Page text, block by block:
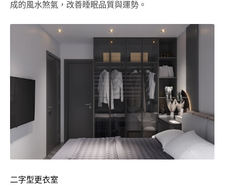
成的風水煞氣，改善睡眠品質與運勢。
二字型更衣室